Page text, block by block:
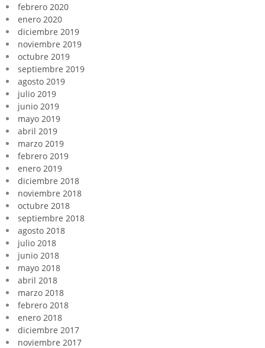
febrero 2020
enero 2020
diciembre 2019
noviembre 2019
octubre 2019
septiembre 2019
agosto 2019
julio 2019
junio 2019
mayo 2019
abril 2019
marzo 2019
febrero 2019
enero 2019
diciembre 2018
noviembre 2018
octubre 2018
septiembre 2018
agosto 2018
julio 2018
junio 2018
mayo 2018
abril 2018
marzo 2018
febrero 2018
enero 2018
diciembre 2017
noviembre 2017